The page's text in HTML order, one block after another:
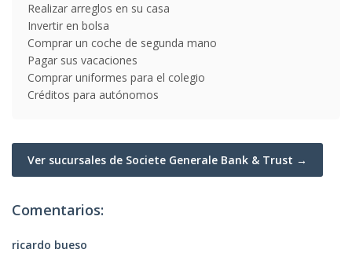
Realizar arreglos en su casa
Invertir en bolsa
Comprar un coche de segunda mano
Pagar sus vacaciones
Comprar uniformes para el colegio
Créditos para autónomos
Ver sucursales de Societe Generale Bank & Trust →
Comentarios:
ricardo bueso